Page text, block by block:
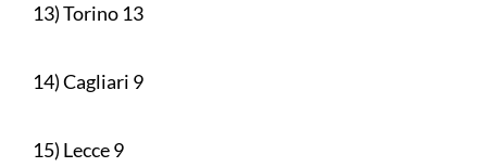
13) Torino 13
14) Cagliari 9
15) Lecce 9